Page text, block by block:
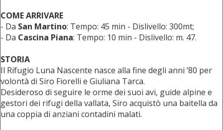
COME ARRIVARE
- Da San Martino: Tempo: 45 min - Dislivello: 300mt;
- Da Cascina Piana: Tempo: 10 min - Dislivello: m. 47.
STORIA
Il Rifugio Luna Nascente nasce alla fine degli anni ‘80 per
volontà di Siro Fiorelli e Giuliana Tarca.
Desideroso di seguire le orme dei suoi avi, guide alpine e
gestori dei rifugi della vallata, Siro acquistò una baitella da
una coppia di anziani contadini malati.